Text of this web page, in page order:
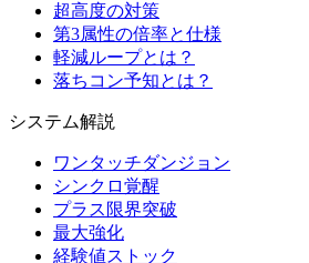
超高度の対策
第3属性の倍率と仕様
軽減ループとは？
落ちコン予知とは？
システム解説
ワンタッチダンジョン
シンクロ覚醒
プラス限界突破
最大強化
経験値ストック